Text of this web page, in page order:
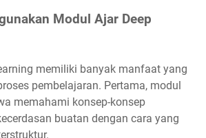
Modul Ajar Deep
memiliki banyak manfaat yang
pembelajaran. Pertama, modul
memahami konsep-konsep
buatan dengan cara yang